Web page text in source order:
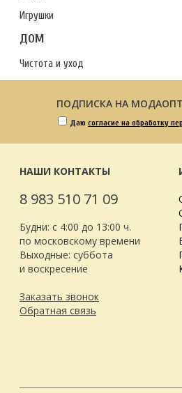
Игрушки
ДОМ
Чистота и уход
ПОДПИСКА НА
Даю согласие на обработку
НАШИ КОНТАКТЫ
8 983 510 71 09
Будни: с 4:00 до 13:00 ч.
по московскому времени
Выходные: суббота
и воскресение
Заказать звонок
Обратная связь